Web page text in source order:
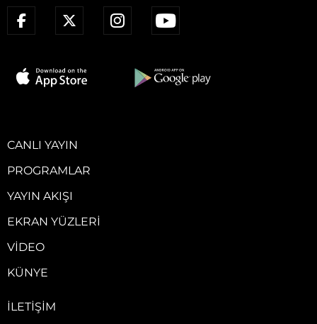
CANLI YAYIN
PROGRAMLAR
YAYIN AKIŞI
EKRAN YÜZLERI
VIDEO
KÜNYE
İLETIŞIM